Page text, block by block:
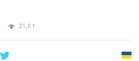
21,0 т.